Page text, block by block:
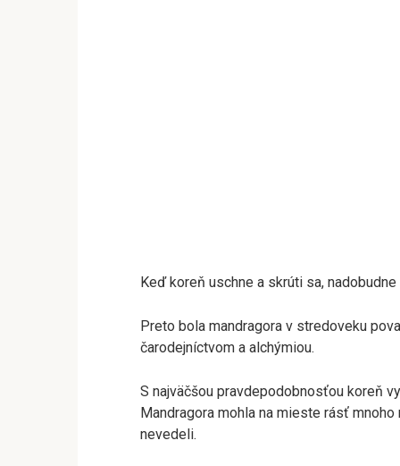
Keď koreň uschne a skrúti sa,
Preto bola mandragora v stredoveku
čarodejníctvom a alchýmiou.
S najväčšou pravdepodobnosťou koreň
Mandragora mohla na mieste rásť
nevedeli.